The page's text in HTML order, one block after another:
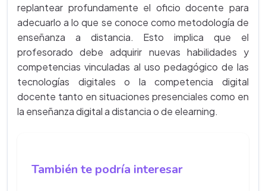
replantear profundamente el oficio docente para
adecuarlo a lo que se conoce como metodología de
enseñanza a distancia. Esto implica que el
profesorado debe adquirir nuevas habilidades y
competencias vinculadas al uso pedagógico de las
tecnologías digitales o la competencia digital
docente tanto en situaciones presenciales como en
la enseñanza digital a distancia o de elearning.
También te podría interesar